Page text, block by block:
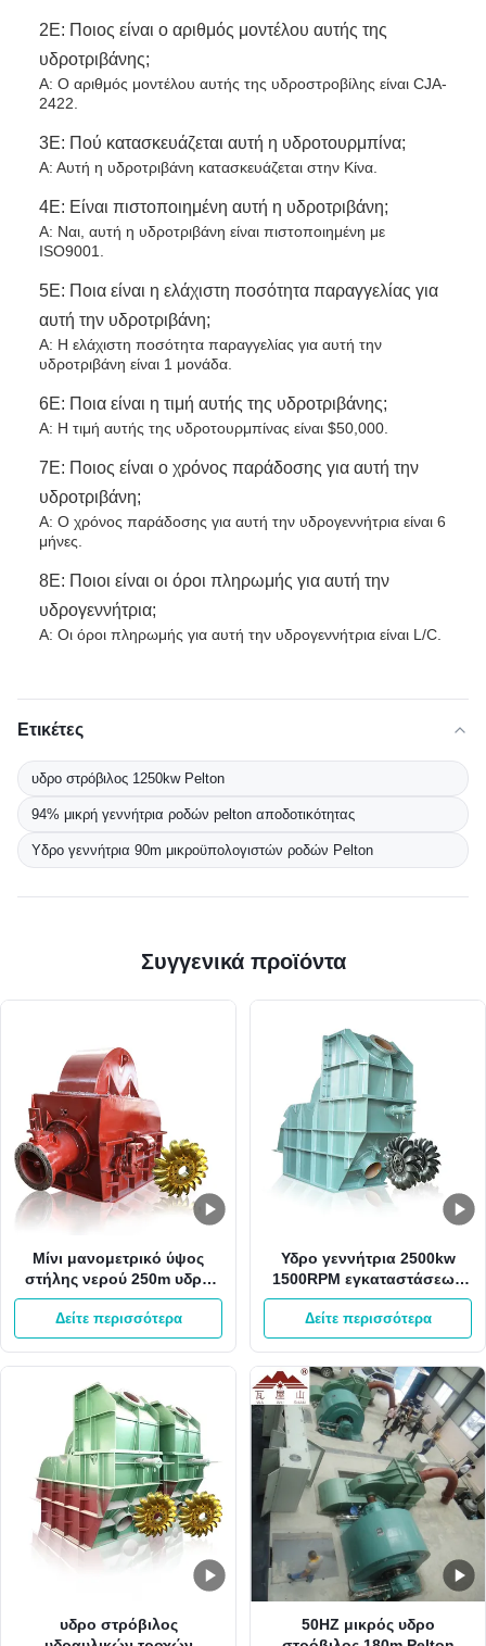
2Ε: Ποιος είναι ο αριθμός μοντέλου αυτής της
υδροτριβάνης;
Α: Ο αριθμός μοντέλου αυτής της υδροστροβίλης είναι CJA-
2422.
3Ε: Πού κατασκευάζεται αυτή η υδροτουρμπίνα;
Α: Αυτή η υδροτριβάνη κατασκευάζεται στην Κίνα.
4Ε: Είναι πιστοποιημένη αυτή η υδροτριβάνη;
Α: Ναι, αυτή η υδροτριβάνη είναι πιστοποιημένη με
ISO9001.
5Ε: Ποια είναι η ελάχιστη ποσότητα παραγγελίας για
αυτή την υδροτριβάνη;
Α: Η ελάχιστη ποσότητα παραγγελίας για αυτή την
υδροτριβάνη είναι 1 μονάδα.
6Ε: Ποια είναι η τιμή αυτής της υδροτριβάνης;
Α: Η τιμή αυτής της υδροτουρμπίνας είναι $50,000.
7Ε: Ποιος είναι ο χρόνος παράδοσης για αυτή την
υδροτριβάνη;
Α: Ο χρόνος παράδοσης για αυτή την υδρογεννήτρια είναι 6
μήνες.
8Ε: Ποιοι είναι οι όροι πληρωμής για αυτή την
υδρογεννήτρια;
Α: Οι όροι πληρωμής για αυτή την υδρογεννήτρια είναι L/C.
Ετικέτες
υδρο στρόβιλος 1250kw Pelton
94% μικρή γεννήτρια ροδών pelton αποδοτικότητας
Υδρο γεννήτρια 90m μικροϋπολογιστών ροδών Pelton
Συγγενικά προϊόντα
Μίνι μανομετρικό ύψος
στήλης νερού 250m υδρο
στρόβιλος 60HZ Pelton από
το στρόβιλο ροδών Gird
500RPM Pelton
Δείτε περισσότερα
Υδρο γεννήτρια 2500kw
1500RPM εγκαταστάσεων
παραγωγής ενέργειας HPP
Pelton με 1 ακροφύσιο
Δείτε περισσότερα
υδρο στρόβιλος
50HZ μικρός υδρο